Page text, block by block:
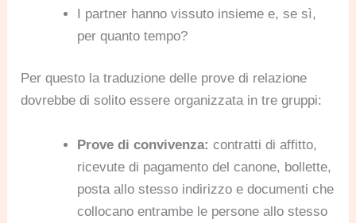
I partner hanno vissuto insieme e, se sì,
per quanto tempo?
Per questo la traduzione delle prove di relazione
dovrebbe di solito essere organizzata in tre gruppi:
Prove di convivenza: contratti di affitto,
ricevute di pagamento del canone, bollette,
posta allo stesso indirizzo e documenti che
collocano entrambe le persone allo stesso